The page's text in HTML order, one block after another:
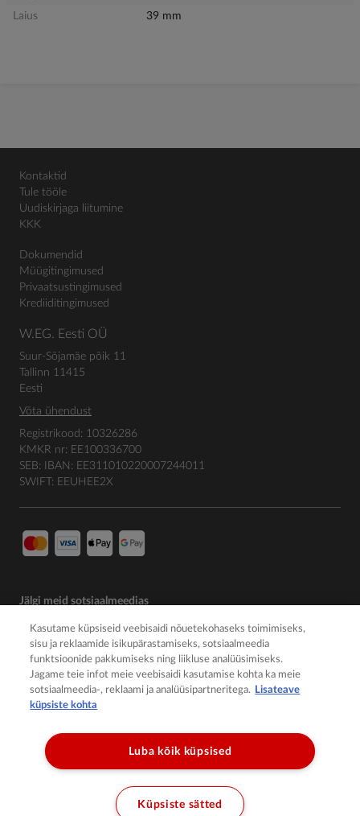
Laius
39 mm
Kontaktid
Tule tööle
Uudiskirjaga liitumine
KKK
Dokumendid
Müügitingimused
Privaatsustingimused
Krediiditingimused
W.EG. Eesti OÜ
Suur-Sõjamäe põik 11
Tallinn 11415
Eesti
Võta ühendust
Registrikood: 10326286
KMKR nr: EE100336700
SEB: IBAN: EE311010220007244011
SWIFT: EEUHEE2X
Jälgi meid sotsiaalmeedias
Kasutame küpsiseid veebisaidi nõuetekohaseks toimimiseks,
sisu ja reklaamide isikupärastamiseks, sotsiaalmeedia
funktsioonide pakkumiseks ning liikluse analüüsimiseks.
Jagame teie infot meie veebisaidi kasutamise kohta ka meie
sotsiaalmeedia-, reklaami ja analüüsipartneritega. Lisateave
küpsiste kohta
Luba kõik küpsised
Küpsiste sätted